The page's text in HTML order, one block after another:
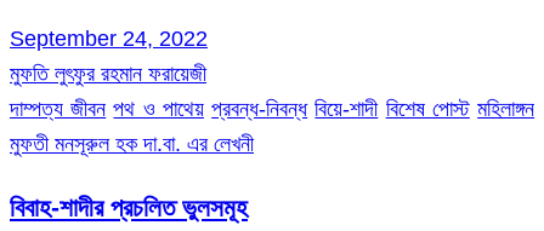
September 24, 2022
মুফতি লুৎফুর রহমান ফরায়েজী
দাম্পত্য জীবন পথ ও পাথেয় প্রবন্ধ-নিবন্ধ বিয়ে-শাদী বিশেষ পোস্ট মহিলাঙ্গন
মুফতী মনসূরুল হক দা.বা. এর লেখনী
বিবাহ-শাদীর প্রচলিত ভুলসমূহ